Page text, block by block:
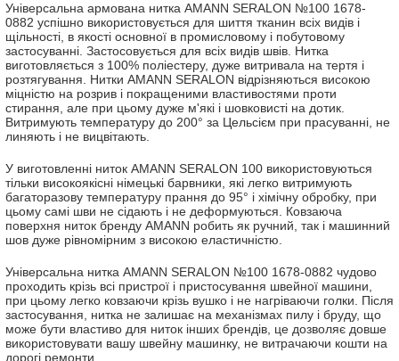
Універсальна армована нитка AMANN SERALON №100 1678-
0882 успішно використовується для шиття тканин всіх видів і
щільності, в якості основної в промисловому і побутовому
застосуванні. Застосовується для всіх видів швів. Нитка
виготовляється з 100% поліестеру, дуже витривала на тертя і
розтягування. Нитки AMANN SERALON відрізняються високою
міцністю на розрив і покращеними властивостями проти
стирання, але при цьому дуже м'які і шовковисті на дотик.
Витримують температуру до 200° за Цельсієм при прасуванні, не
линяють і не вицвітають.
У виготовленні ниток AMANN SERALON 100 використовуються
тільки високоякісні німецькі барвники, які легко витримують
багаторазову температуру прання до 95° і хімічну обробку, при
цьому самі шви не сідають і не деформуються. Ковзаюча
поверхня ниток бренду AMANN робить як ручний, так і машинний
шов дуже рівномірним з високою еластичністю.
Універсальна нитка AMANN SERALON №100 1678-0882 чудово
проходить крізь всі пристрої і пристосування швейної машини,
при цьому легко ковзаючи крізь вушко і не нагріваючи голки. Після
застосування, нитка не залишає на механізмах пилу і бруду, що
може бути властиво для ниток інших брендів, це дозволяє довше
використовувати вашу швейну машинку, не витрачаючи кошти на
дорогі ремонти.